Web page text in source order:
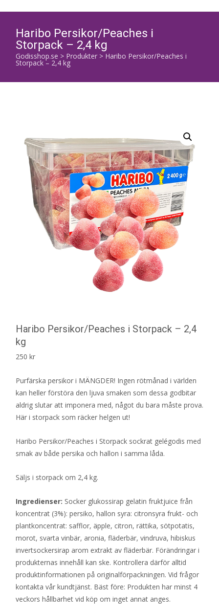
Haribo Persikor/Peaches i
Storpack – 2,4 kg
Godisshop.se > Produkter > Haribo Persikor/Peaches i
Storpack – 2,4 kg
Haribo Persikor/Peaches i Storpack – 2,4
kg
250 kr
Purfärska persikor i MÄNGDER! Ingen rötmånad i världen
kan heller förstöra den ljuva smaken som dessa godbitar
aldrig slutar att imponera med, något du bara måste prova.
Här i storpack som räcker helgen ut!
Haribo Persikor/Peaches i Storpack sockrat gelégodis med
smak av både persika och hallon i samma låda.
Säljs i storpack om 2,4 kg.
Ingredienser: Socker glukossirap gelatin fruktjuice från
koncentrat (3%): persiko, hallon syra: citronsyra frukt- och
plantkoncentrat: safflor, äpple, citron, rättika, sötpotatis,
morot, svarta vinbär, aronia, fläderbär, vindruva, hibiskus
invertsockersirap arom extrakt av fläderbär. Förändringar i
produkternas innehåll kan ske. Kontrollera därför alltid
produktinformationen på originalförpackningen. Vid frågor
kontakta vår kundtjänst. Bäst före: Produkten har minst 4
veckors hållbarhet vid köp om inget annat anges.